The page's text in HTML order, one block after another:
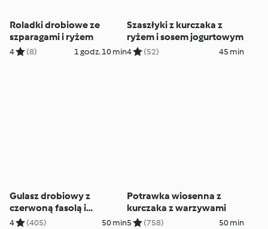
Roladki drobiowe ze
szparagami i ryżem
4 (8) 1 godz. 10 min
Szaszłyki z kurczaka z
ryżem i sosem jogurtowym
4 (52) 45 min
Gulasz drobiowy z
czerwoną fasolą i
batatami
4 (405) 50 min
Potrawka wiosenna z
kurczaka z warzywami
5 (758) 50 min